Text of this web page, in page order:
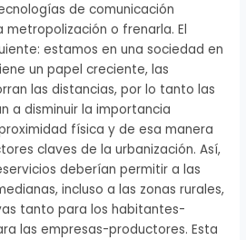
de comunicación
o frenarla. El
estamos en una sociedad en
un papel creciente, las
las distancias, por lo tanto las
a disminuir la importancia
física y de esa manera
claves de la urbanización. Así,
deberían permitir a las
incluso a las zonas rurales,
tanto para los habitantes-
las empresas-productores. Esta